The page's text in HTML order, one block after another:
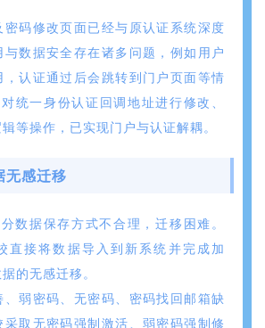
密码修改页面已经与原认证系统深度
与数据安全存在诸多问题，例如用户
，认证通过后会跳转到门户页面等情
统一身份认证回调地址进行修改、
等操作，已实现门户与认证解耦。
感迁移
数据保存方式不合理，迁移困难。
直接将数据导入到新系统并完成加
的无感迁移。
、弱密码、无密码、密码找回邮箱缺
采取无密码强制激活、弱密码强制修